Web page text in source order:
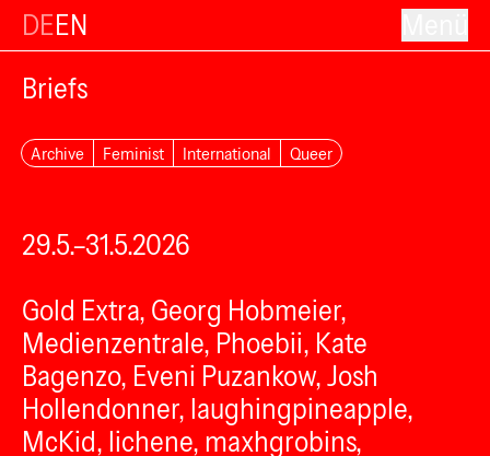
DEEN
Briefs
Archive Feminist International Queer
29.5.–31.5.2026
Gold Extra, Georg Hobmeier,
Medienzentrale, Phoebii, Kate
Bagenzo, Eveni Puzankow, Josh
Hollendonner, laughingpineapple,
McKid, lichene, maxhgrobins,